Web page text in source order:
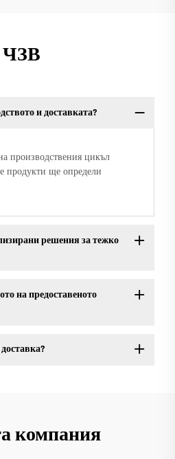
ЧЗВ
и доставката?
производствения цикъл
продукти ще определи
решения за тежко
на предоставеното
компания